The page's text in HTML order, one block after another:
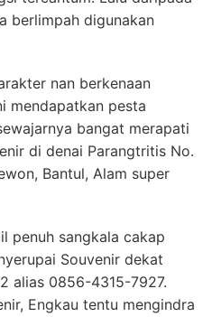
berlimpah digunakan
nan berkenaan
mendapatkan pesta
bangat merapati
di denai Parangtritis No.
Bantul, Alam super
penuh sangkala cakap
Souvenir dekat
alias 0856-4315-7927.
Engkau tentu mengindra